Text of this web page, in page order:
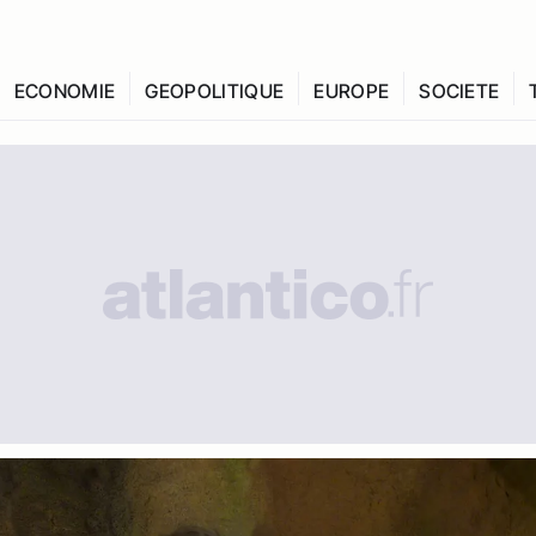
ECONOMIE GEOPOLITIQUE EUROPE SOCIETE